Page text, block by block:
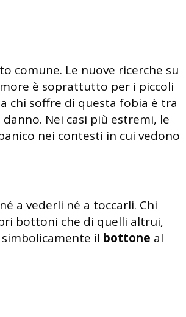
comune. Le nuove ricerche su
è soprattutto per i piccoli
chi soffre di questa fobia è tra
Nei casi più estremi, le
nei contesti in cui vedono
a vederli né a toccarli. Chi
bottoni che di quelli altrui,
il bottone al